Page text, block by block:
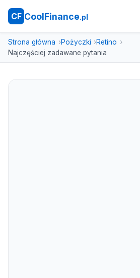
CF CoolFinance.pl
Strona główna Pożyczki
Retino
Najczęściej zadawane pytania